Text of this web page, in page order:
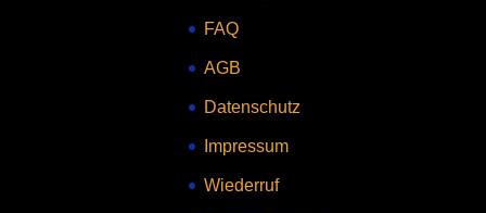
FAQ
AGB
Datenschutz
Impressum
Wiederruf